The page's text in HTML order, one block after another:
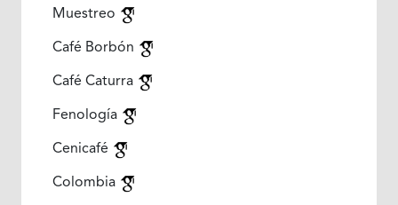
Muestreo
Café Borbón
Café Caturra
Fenología
Cenicafé
Colombia